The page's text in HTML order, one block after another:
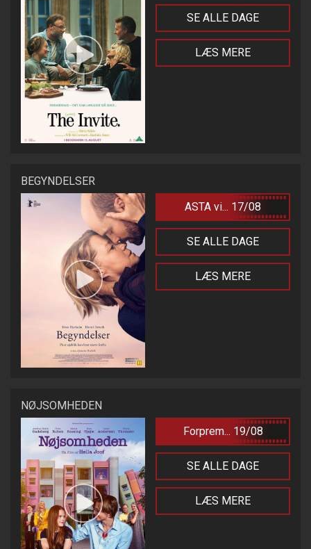
SE ALLE DAGE
LÆS MERE
BEGYNDELSER
ASTA vi... 17/08
SE ALLE DAGE
LÆS MERE
NØJSOMHEDEN
Forprem... 19/08
SE ALLE DAGE
LÆS MERE